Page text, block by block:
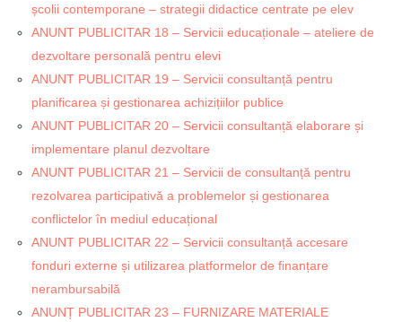
școlii contemporane – strategii didactice centrate pe elev
ANUNT PUBLICITAR 18 – Servicii educaționale – ateliere de
dezvoltare personală pentru elevi
ANUNT PUBLICITAR 19 – Servicii consultanță pentru
planificarea și gestionarea achizițiilor publice
ANUNT PUBLICITAR 20 – Servicii consultanță elaborare și
implementare planul dezvoltare
ANUNT PUBLICITAR 21 – Servicii de consultanță pentru
rezolvarea participativă a problemelor și gestionarea
conflictelor în mediul educațional
ANUNT PUBLICITAR 22 – Servicii consultanță accesare
fonduri externe și utilizarea platformelor de finanțare
nerambursabilă
ANUNȚ PUBLICITAR 23 – FURNIZARE MATERIALE